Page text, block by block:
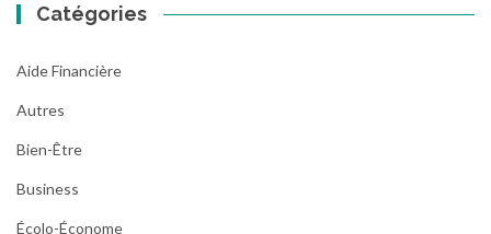
Catégories
Aide Financière
Autres
Bien-Être
Business
Écolo-Économe